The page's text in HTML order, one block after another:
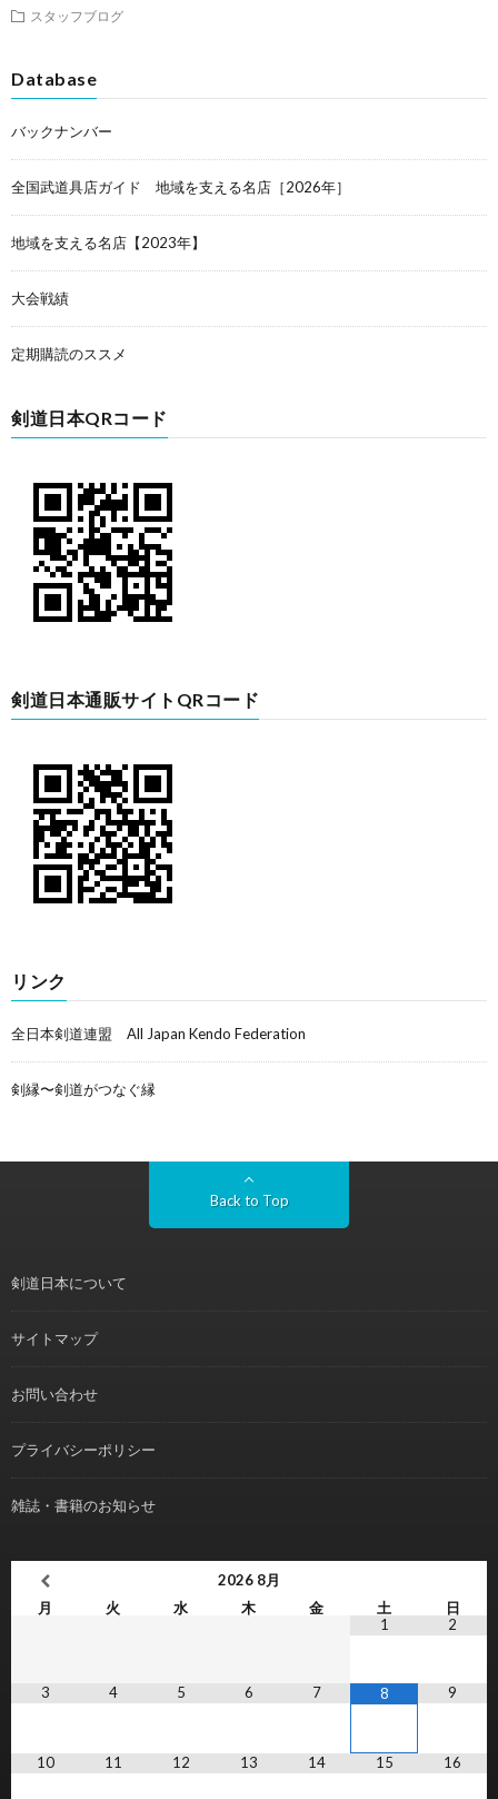
スタッフブログ
Database
バックナンバー
全国武道具店ガイド 地域を支える名店［2026年］
地域を支える名店【2023年】
大会戦績
定期購読のススメ
剣道日本QRコード
剣道日本通販サイトQRコード
リンク
全日本剣道連盟 All Japan Kendo Federation
剣縁〜剣道がつなぐ縁
Back to Top
剣道日本について
サイトマップ
お問い合わせ
プライバシーポリシー
雑誌・書籍のお知らせ
2026 8月
月
火 水 木 金 土
日
1
2
3 4 5 6 7 8 9
10 11 12 13 14 15 16